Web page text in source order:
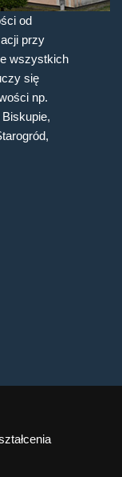
od
przy
wszystkich
się
np.
Biskupie,